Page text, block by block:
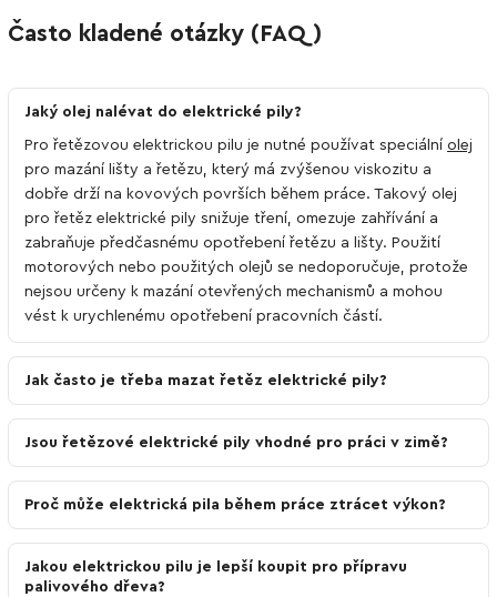
Často kladené otázky (FAQ)
Jaký olej nalévat do elektrické pily?
Pro řetězovou elektrickou pilu je nutné používat speciální olej
pro mazání lišty a řetězu, který má zvýšenou viskozitu a
dobře drží na kovových površích během práce. Takový olej
pro řetěz elektrické pily snižuje tření, omezuje zahřívání a
zabraňuje předčasnému opotřebení řetězu a lišty. Použití
motorových nebo použitých olejů se nedoporučuje, protože
nejsou určeny k mazání otevřených mechanismů a mohou
vést k urychlenému opotřebení pracovních částí.
Jak často je třeba mazat řetěz elektrické pily?
Jsou řetězové elektrické pily vhodné pro práci v zimě?
Proč může elektrická pila během práce ztrácet výkon?
Jakou elektrickou pilu je lepší koupit pro přípravu
palivového dřeva?